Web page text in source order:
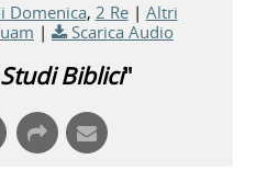
Domenica, 2 Re| Altri
| Scarica Audio
Studi Biblici"